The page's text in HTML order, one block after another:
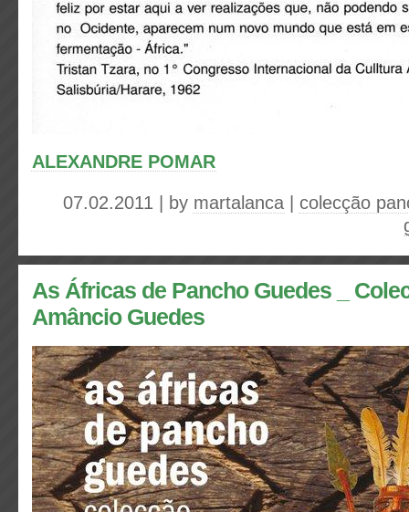
ALEXANDRE POMAR
07.02.2011 | by martalanca
colecção
As Áfricas de Pancho Guedes _
Amâncio Guedes